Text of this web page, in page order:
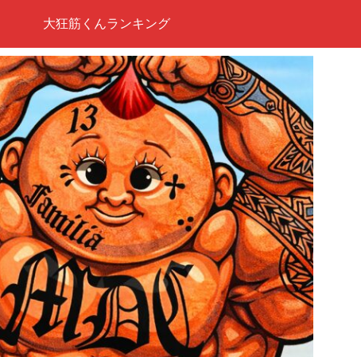
大狂筋くんランキング